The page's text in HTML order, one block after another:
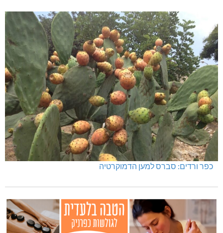
כפר ורדים: סברס למען הדמוקרטיה